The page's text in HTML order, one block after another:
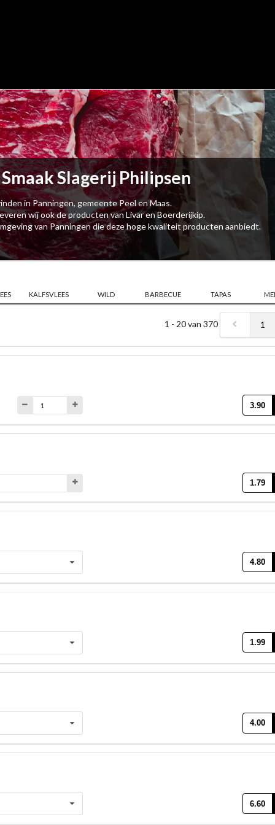
Slagerij Philipsen
in Panningen, gemeente Peel en Maas.
wij ook de producten van Livar en Boerderijkip.
van Panningen die deze hoge kwaliteit producten aanbiedt.
KALFSVLEES WILD BARBECUE TAPAS
1 - 20 van 370 1
3.90
1.79
4.80
1.99
4.00
6.60